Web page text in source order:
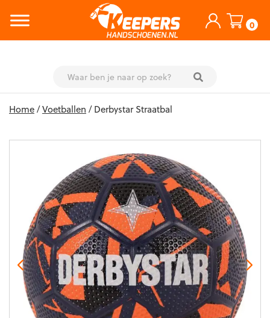
0
Home/Voetballen / Derbystar Straatbal